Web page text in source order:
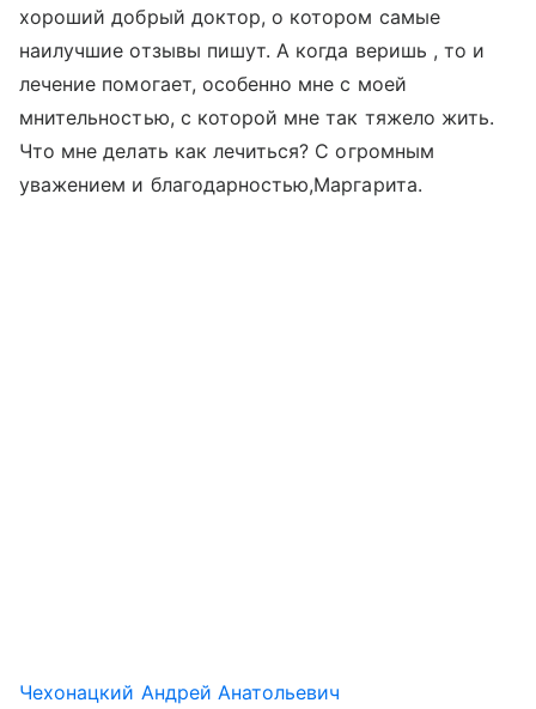
хороший добрый доктор, о котором самые
наилучшие отзывы пишут. А когда веришь , то и
лечение помогает, особенно мне с моей
мнительностью, с которой мне так тяжело жить.
Что мне делать как лечиться? С огромным
уважением и благодарностью,Маргарита.
Чехонацкий Андрей Анатольевич